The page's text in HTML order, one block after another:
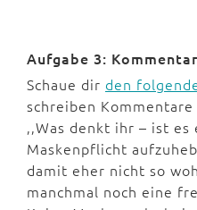
Aufgabe 3:
Schaue dir den
schreiben
‚‚Was denkt ihr – ist
Maskenpflicht
damit eher nicht so
manchmal noch eine